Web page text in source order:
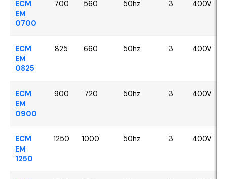
ECM
EM
0700
700 560 50hz 3 400V
ECM
EM
0825
825 660 50hz 3 400V
ECM
EM
0900
900 720 50hz 3 400V
ECM
EM
1250
1250 1000 50hz 3 400V